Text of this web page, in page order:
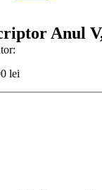
Anul
lei